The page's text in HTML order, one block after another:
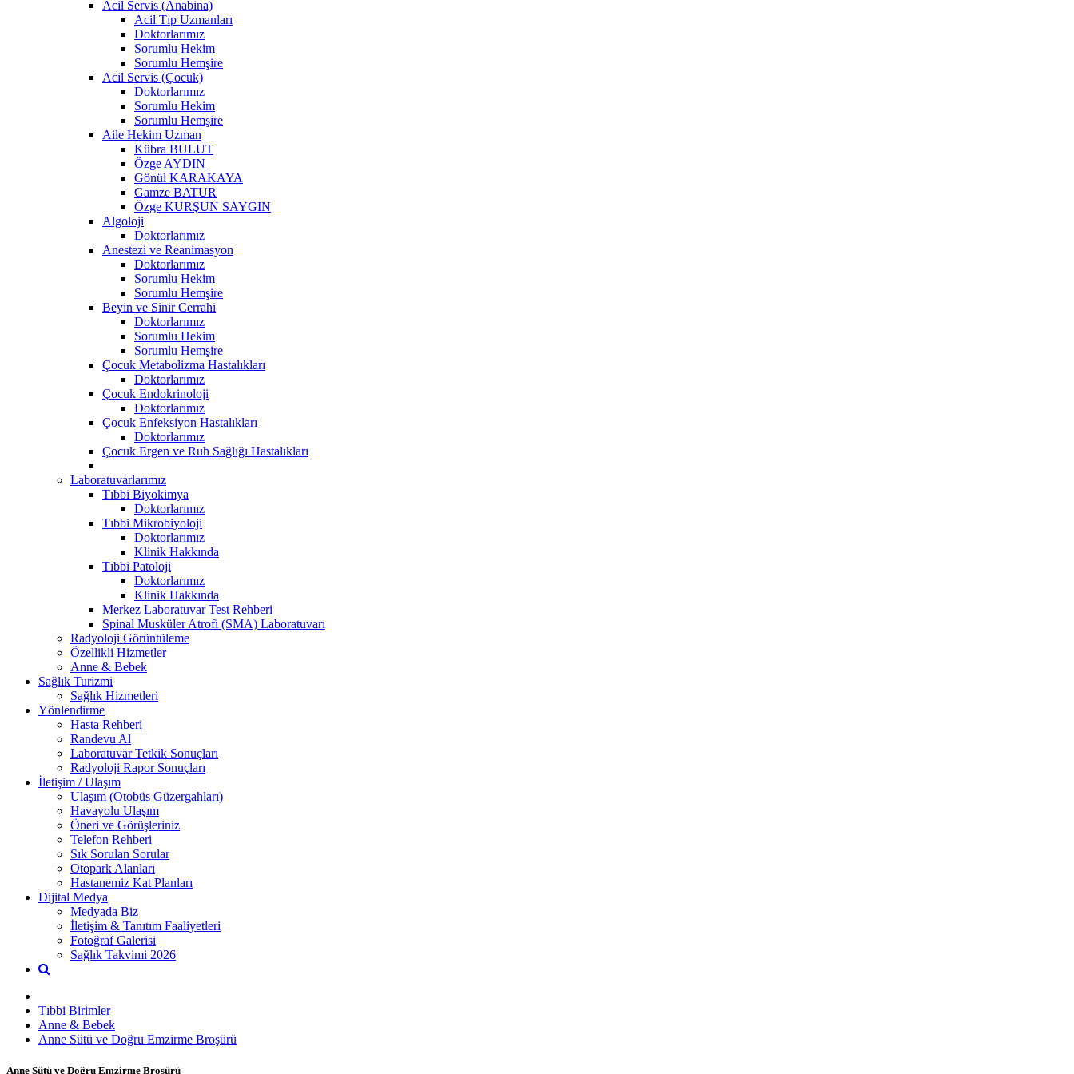
Acil Servis (Anabina)
Acil Tıp Uzmanları
Doktorlarımız
Sorumlu Hekim
Sorumlu Hemşire
Acil Servis (Çocuk)
Doktorlarımız
Sorumlu Hekim
Sorumlu Hemşire
Aile Hekim Uzman
Kübra BULUT
Özge AYDIN
Gönül KARAKAYA
Gamze BATUR
Özge KURŞUN SAYGIN
Algoloji
Doktorlarımız
Anestezi ve Reanimasyon
Doktorlarımız
Sorumlu Hekim
Sorumlu Hemşire
Beyin ve Sinir Cerrahi
Doktorlarımız
Sorumlu Hekim
Sorumlu Hemşire
Çocuk Metabolizma Hastalıkları
Doktorlarımız
Çocuk Endokrinoloji
Doktorlarımız
Çocuk Enfeksiyon Hastalıkları
Doktorlarımız
Çocuk Ergen ve Ruh Sağlığı Hastalıkları
Laboratuvarlarımız
Tıbbi Biyokimya
Doktorlarımız
Tıbbi Mikrobiyoloji
Doktorlarımız
Klinik Hakkında
Tıbbi Patoloji
Doktorlarımız
Klinik Hakkında
Merkez Laboratuvar Test Rehberi
Spinal Musküler Atrofi (SMA) Laboratuvarı
Radyoloji Görüntüleme
Özellikli Hizmetler
Anne & Bebek
Sağlık Turizmi
Sağlık Hizmetleri
Yönlendirme
Hasta Rehberi
Randevu Al
Laboratuvar Tetkik Sonuçları
Radyoloji Rapor Sonuçları
İletişim / Ulaşım
Ulaşım (Otobüs Güzergahları)
Havayolu Ulaşım
Öneri ve Görüşleriniz
Telefon Rehberi
Sık Sorulan Sorular
Otopark Alanları
Hastanemiz Kat Planları
Dijital Medya
Medyada Biz
İletişim & Tanıtım Faaliyetleri
Fotoğraf Galerisi
Sağlık Takvimi 2026
Tıbbi Birimler
Anne & Bebek
Anne Sütü ve Doğru Emzirme Broşürü
Anne Sütü ve Doğru Emzirme Broşürü